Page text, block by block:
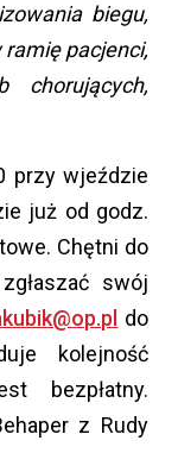
biegu,
pacjenci,
chorujących,
przy wjeździe
już od godz.
Chętni do
swój
do
kolejność
bezpłatny.
z Rudy